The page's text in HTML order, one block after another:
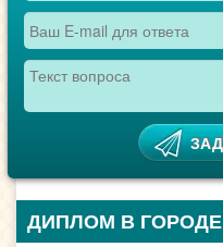
ДИПЛОМ В ГОРОДЕ